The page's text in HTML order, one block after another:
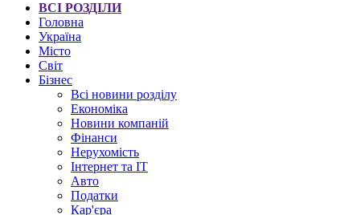
ВСІ РОЗДІЛИ
Головна
Україна
Місто
Світ
Бізнес
Всі новини розділу
Економіка
Новини компаній
Фінанси
Нерухомість
Інтернет та IT
Авто
Податки
Кар'єра